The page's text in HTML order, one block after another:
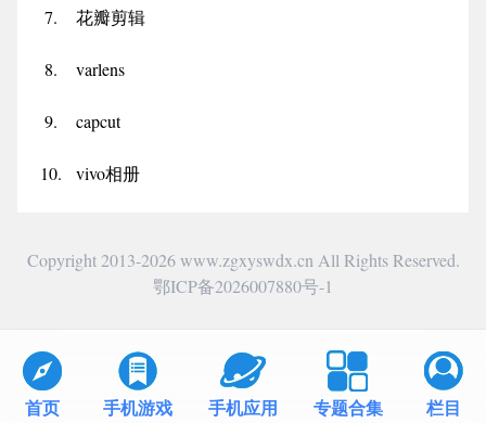
首页 手机游戏 手机应用 专题合集 栏目
7. 花瓣剪辑
8. varlens
9. capcut
10. vivo相册
Copyright 2013-2026 www.zgxyswdx.cn All Rights Reserved.
鄂ICP备2026007880号-1